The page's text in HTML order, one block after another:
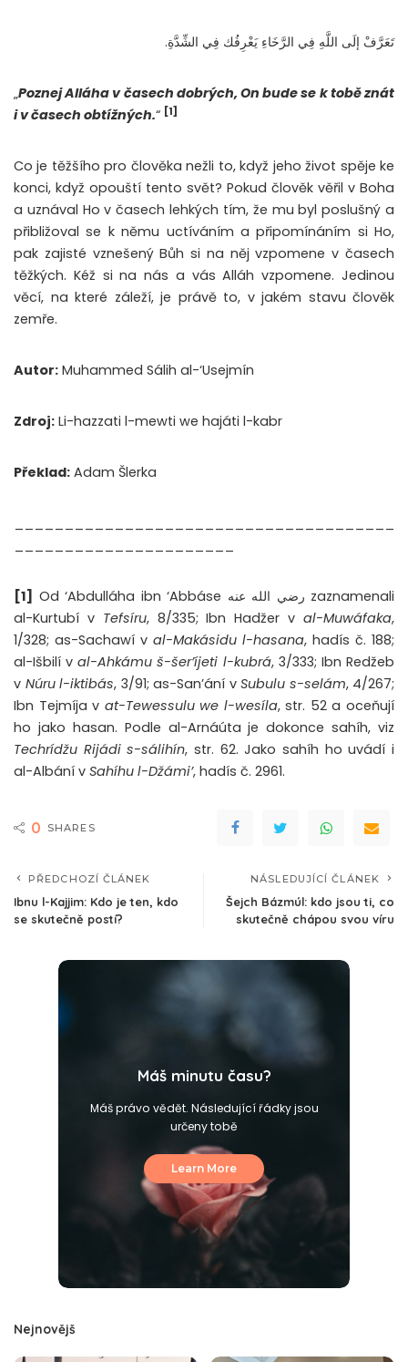
تَعَرَّفْ إلَى اللَّهِ فِي الرَّخَاءِ يَعْرِفُك فِي الشِّدَّةِ.
„Poznej Alláha v časech dobrých, On bude se k tobě znát
i v časech obtížných.“ [1]
Co je těžšího pro člověka nežli to, když jeho život spěje ke
konci, když opouští tento svět? Pokud člověk věřil v Boha
a uznával Ho v časech lehkých tím, že mu byl poslušný a
přibližoval se k němu uctíváním a připomínáním si Ho,
pak zajisté vznešený Bůh si na něj vzpomene v časech
těžkých. Kéž si na nás a vás Alláh vzpomene. Jedinou
věcí, na které záleží, je právě to, v jakém stavu člověk
zemře.
Autor: Muhammed Sálih al-‘Usejmín
Zdroj: Li-hazzati l-mewti we hajáti l-kabr
Překlad: Adam Šlerka
[1] Od ‘Abdulláha ibn ‘Abbáse رضي الله عنه zaznamenali
al-Kurtubí v Tefsíru, 8/335; Ibn Hadžer val-Muwáfaka,
1/328; as-Sachawí v al-Makásidu l-hasana, hadís č. 188;
al-Išbilí val-Ahkámu š-šer’íjeti l-kubrá, 3/333; Ibn Redžeb
v Núru l-iktibás, 3/91; as-San’ání v Subulu s-selám, 4/267;
Ibn Tejmíja v at-Tewessulu we l-wesíla, str. 52 a oceňují
ho jako hasan. Podle al-Arnáúta je dokonce sahíh, viz
Techrídžu Rijádi s-sálihín, str. 62. Jako sahíh ho uvádí i
al-Albání v Sahíhu l-Džámi’, hadís č. 2961.
0 SHARES
PŘEDCHOZÍ ČLÁNEK
Ibnu l-Kajjim: Kdo je ten, kdo
se skutečně postí?
NÁSLEDUJÍCÍ ČLÁNEK
Šejch Bázmúl: kdo jsou ti, co
skutečně chápou svou víru
Máš minutu času?
Máš právo vědět. Následující řádky jsou
určeny tobě
Learn More
Nejnovějš